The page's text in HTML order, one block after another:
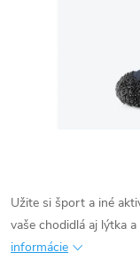
Užite si šport a iné
vaše chodidlá aj lýtka
informácie